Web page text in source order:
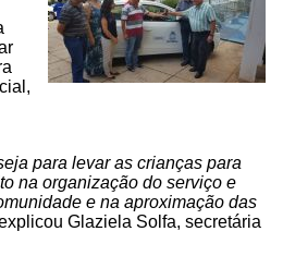
para levar as crianças para
na organização do serviço e
e na aproximação das
Glaziela Solfa, secretária